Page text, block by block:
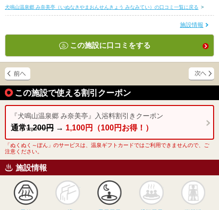
犬鳴山温泉郷 み奈美亭（いぬなきやまおんせんきょう みなみてい）の口コミ一覧に戻る >
施設情報
この施設に口コミをする
この施設で使える割引クーポン
『犬鳴山温泉郷 み奈美亭』入浴料割引きクーポン
通常1,200円 → 1,100円（100円お得！）
「ぬくぬく～ぽん」のサービスは、温泉ギフトカードではご利用できませんので、ご
注意ください。
施設情報
かけ流し 露天風呂 貸切風呂